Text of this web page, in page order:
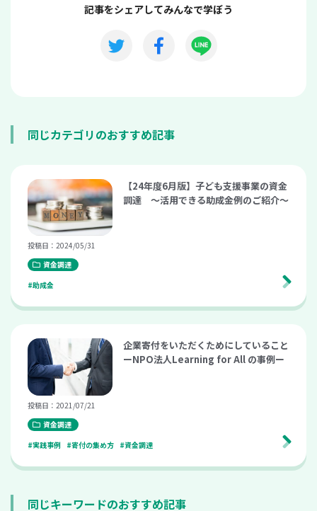
記事をシェアしてみんなで学ぼう
同じカテゴリのおすすめ記事
【24年度6月版】子ども支援事業の資金
調達 ～活用できる助成金例のご紹介～
投稿日：2024/05/31
資金調達
#助成金
企業寄付をいただくためにしていること
ーNPO法人Learning for All の事例ー
投稿日：2021/07/21
資金調達
#実践事例
#寄付の集め方 #資金調達
同じキーワードのおすすめ記事